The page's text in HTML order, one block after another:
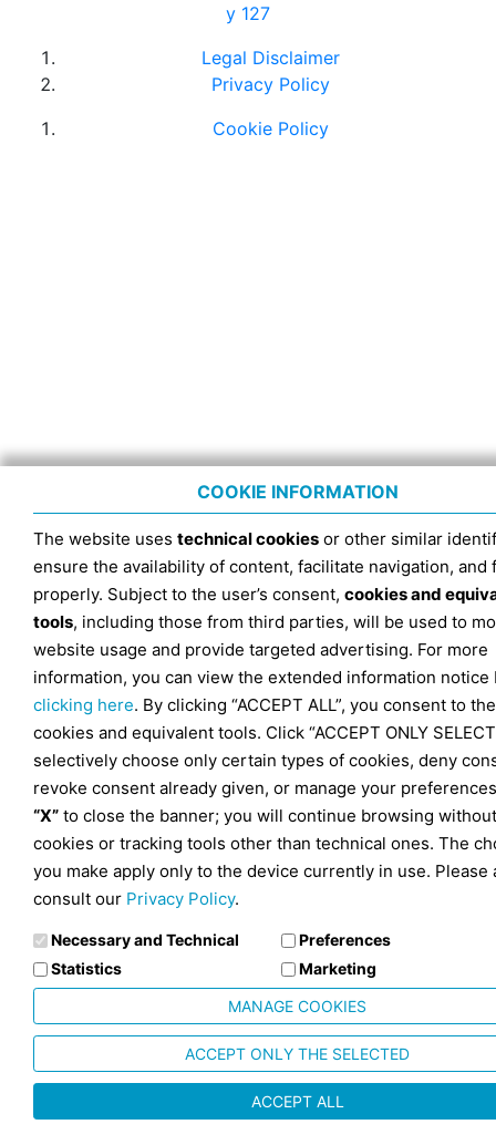
y 127
Legal Disclaimer
Privacy Policy
Cookie Policy
COOKIE INFORMATION
The website uses technical cookies or other similar
ensure the availability of content, facilitate navigation, and
properly. Subject to the user’s consent, cookies and
tools, including those from third parties, will be used to
website usage and provide targeted advertising. For more
information, you can view the extended information notice
clicking here. By clicking “ACCEPT ALL”, you consent to
cookies and equivalent tools. Click “ACCEPT ONLY
selectively choose only certain types of cookies, deny
revoke consent already given, or manage your
“X” to close the banner; you will continue browsing without
cookies or tracking tools other than technical ones. The
you make apply only to the device currently in use. Please
consult our Privacy Policy.
Necessary and Technical
Preferences
Statistics
Marketing
MANAGE COOKIES
ACCEPT ONLY THE SELECTED
ACCEPT ALL